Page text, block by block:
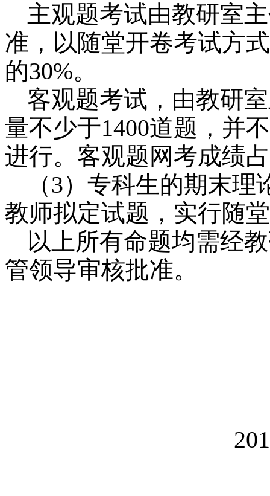
主观题考试由教研室
准，以随堂开卷考试方
的30%。
客观题考试，由教研
量不少于1400道题，并
进行。客观题网考成绩
（3）专科生的期末理
教师拟定试题，实行随
以上所有命题均需经
管领导审核批准。